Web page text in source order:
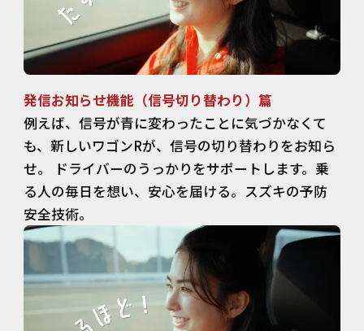
発信お知らせ機能（信号切り替わり）篇
例えば、信号が青に変わったことに気づかなくて
も、新しいワゴンRが、信号の切り替わりをお知ら
せ。 ドライバーのうっかりをサポートします。乗
る人の毎日を想い、安心を届ける。スズキの予防
安全技術。